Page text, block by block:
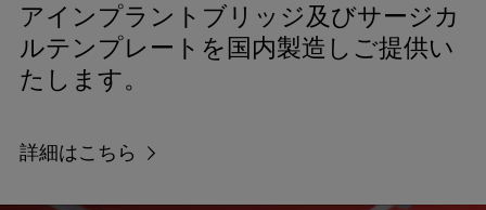
アインプラントブリッジ及びサージカ
ルテンプレートを国内製造しご提供い
たします。
詳細はこちら